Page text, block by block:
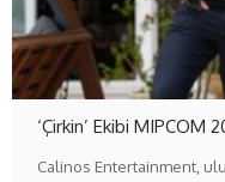
‘Çirkin’ Ekibi MIPCOM
Calinos Entertainment,